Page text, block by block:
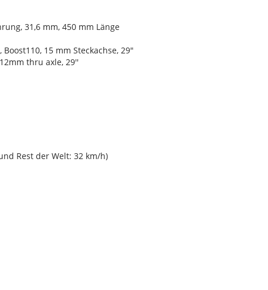
31,6 mm, 450 mm Länge
15 mm Steckachse, 29"
thru axle, 29''
Rest der Welt: 32 km/h)